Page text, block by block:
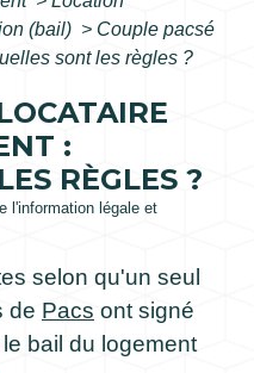
(bail) > Couple pacsé
sont les règles ?
:
RÈGLES ?
l'information légale et
selon qu'un seul
de Pacs ont signé
bail du logement